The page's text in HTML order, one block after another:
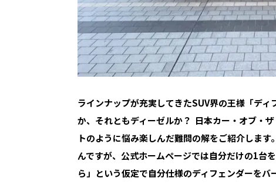
ラインナップが充実してきたSUV界の王様「デ
か、それともディーゼルか？ 日本カー・オブ・
トのように悩み楽しんだ難問の解をご紹介しま
んですが、公式ホームページでは自分だけの1台
ら」という仮定で自分仕様のディフェンダーをバ